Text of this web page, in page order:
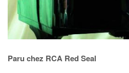
Paru chez RCA Red Seal